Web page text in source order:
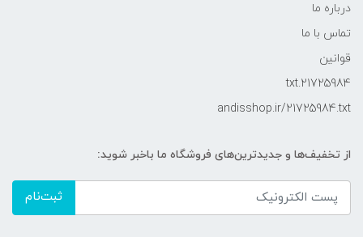
درباره ما
تماس با ما
قوانین
21725984.txt
andisshop.ir/21725984.txt
از تخفیف‌ها و جدیدترین‌های فروشگاه ما باخبر شوید:
ثبت‌نام